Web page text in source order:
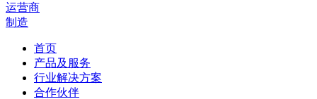
运营商
制造
首页
产品及服务
行业解决方案
合作伙伴